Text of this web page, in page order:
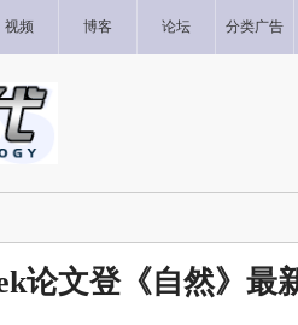
视频 博客 论坛 分类广告
论文登《自然》最